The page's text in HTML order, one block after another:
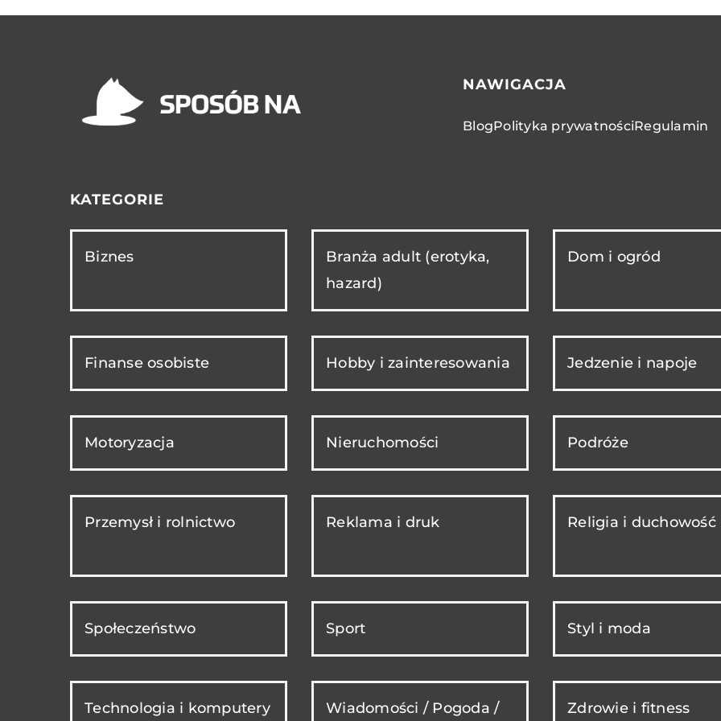
NAWIGACJA
BlogPolityka prywatnościRegulamin
KATEGORIE
Biznes
Branża adult (erotyka,
hazard)
Dom i ogród
Finanse osobiste Hobby i zainteresowania Jedzenie i napoje
Motoryzacja Nieruchomości Podróże
Przemysł i rolnictwo Reklama i druk Religia i duchowość
Społeczeństwo Sport Styl i moda
Technologia i komputery Wiadomości / Pogoda / Zdrowie i fitness